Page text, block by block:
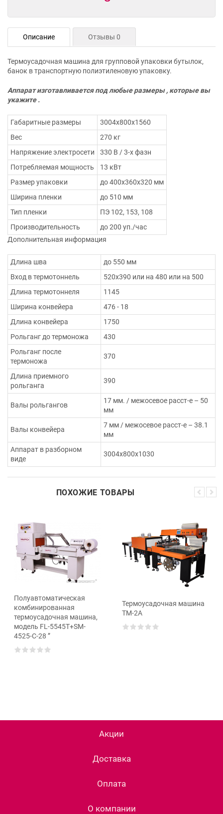
Описание Отзывы 0
Термоусадочная машина для групповой упаковки бутылок,
банок в транспортную полиэтиленовую упаковку.
Аппарат изготавливается под любые размеры , которые вы
укажите .
Габаритные размеры
3004х800х1560
Вес
270 кг
Напряжение электросети
330 В / 3-х фазн
Потребляемая мощность
13 кВт
Размер упаковки
до 400х360х320 мм
Ширина пленки
до 510 мм
Тип пленки
ПЭ 102, 153, 108
Производительность
до 200 уп./час
Дополнительная информация
Длина шва
до 550 мм
Вход в термотоннель
520х390 или на 480 или на 500
Длина термотоннеля
1145
Ширина конвейера
476 - 18
Длина конвейера
1750
Рольганг до термоножа
430
Рольганг после
термоножа
370
Длина приемного
рольганга
390
Валы рольгангов
17 мм. / межосевое расст-е – 50
мм
Валы конвейера
7 мм / межосевое расст-е – 38.1
мм
Аппарат в разборном
виде
3004х800х1030
ПОХОЖИЕ ТОВАРЫ
Полуавтоматическая
комбинированная
термоусадочная машина,
модель FL-5545T+SM-
4525-C-28 ”
Термоусадочная машина
ТМ-2А
Акции
Доставка
Оплата
О компании